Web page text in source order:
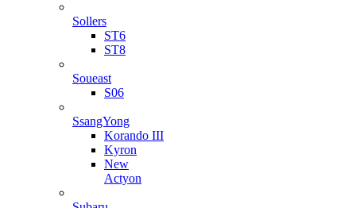
Sollers
ST6
ST8
Soueast
S06
SsangYong
Korando III
Kyron
New
Actyon